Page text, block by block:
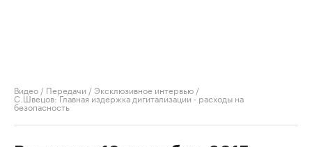
Видео / Передачи /Эксклюзивное интервью /
С.Швецов: Главная издержка дигитализации - расходы на
безопасность